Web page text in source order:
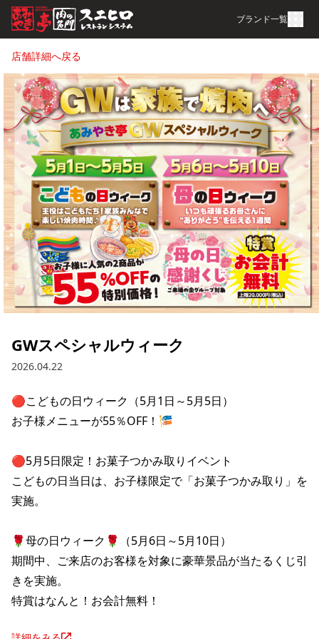
ブランド一覧
店舗詳細へ戻る
GWスペシャルウィーク
2026.04.22
🔴こどもの日ウィーク（5月1日～5月5日）
お子様メニューが55％OFF！🎏
🔴5月5日限定！お菓子つかみ取りイベント
こどもの日当日は、お子様限定で「お菓子つかみ取り」を
実施。
🌹母の日ウィーク🌹（5月6日～5月10日）
期間中、ご来店のお客様を対象に豪華景品が当たるくじ引
きを実施。
特賞はなんと！お会計無料！